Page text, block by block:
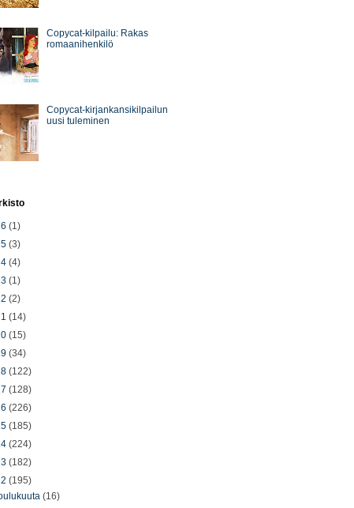
Copycat-kilpailu: Rakas
romaanihenkilö
Copycat-kirjankansikilpailun
uusi tuleminen
(1)
(3)
(4)
(1)
(2)
(14)
(15)
(34)
(122)
(128)
(226)
(185)
(224)
(182)
(195)
(16)